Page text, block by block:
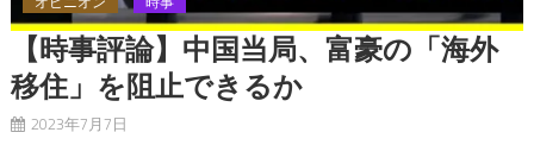
【時事評論】中国当局、富豪の「海外
移住」を阻止できるか
2023年7月7日